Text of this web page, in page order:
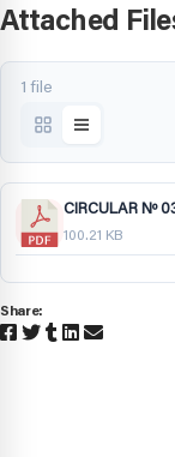
Attached
1 file
CIRCULAR Nº
100.21 KB
Share: